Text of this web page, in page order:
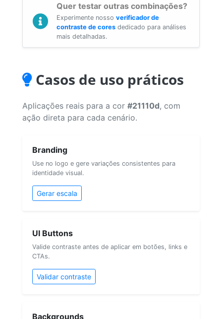
Quer testar outras combinações?
Experimente nosso verificador de
contraste de cores dedicado para análises
mais detalhadas.
Casos de uso práticos
Aplicações reais para a cor #21110d, com
ação direta para cada cenário.
Branding
Use no logo e gere variações consistentes para
identidade visual.
Gerar escala
UI Buttons
Valide contraste antes de aplicar em botões, links e
CTAs.
Validar contraste
Backgrounds